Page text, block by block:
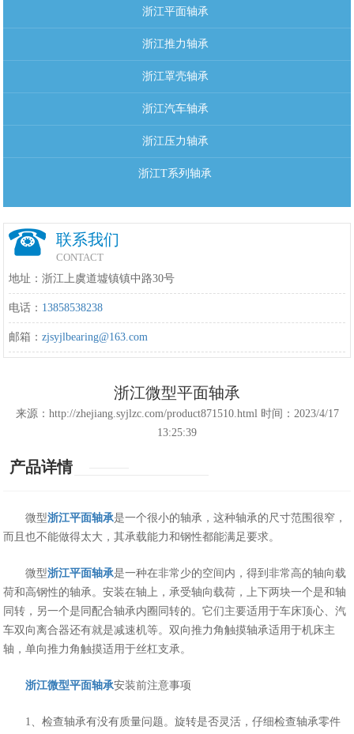
浙江平面轴承
浙江推力轴承
浙江罩壳轴承
浙江汽车轴承
浙江压力轴承
浙江T系列轴承
联系我们
CONTACT
地址：浙江上虞道墟镇镇中路30号
电话： 13858538238
邮箱：zjsyjlbearing@163.com
浙江微型平面轴承
来源：http://zhejiang.syjlzc.com/product871510.html 时间：2023/4/17
13:25:39
产品详情
微型浙江平面轴承是一个很小的轴承，这种轴承的尺寸范围很窄，
而且也不能做得太大，其承载能力和钢性都能满足要求。
微型浙江平面轴承是一种在非常少的空间内，得到非常高的轴向载
荷和高钢性的轴承。安装在轴上，承受轴向载荷，上下两块一个是和轴
同转，另一个是同配合轴承内圈同转的。它们主要适用于车床顶心、汽
车双向离合器还有就是减速机等。双向推力角触摸轴承适用于机床主
轴，单向推力角触摸适用于丝杠支承。
浙江微型平面轴承安装前注意事项
1、检查轴承有没有质量问题。旋转是否灵活，仔细检查轴承零件